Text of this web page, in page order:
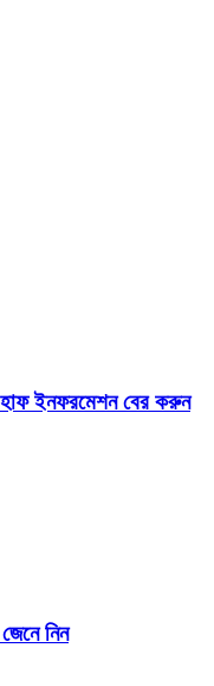
হাফ ইনফরমেশন বের করুন
নিন